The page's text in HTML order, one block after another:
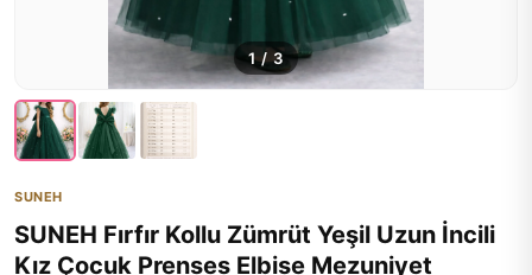
1/3
SUNEH
SUNEH Fırfır Kollu Zümrüt Yeşil Uzun İncili
Kız Çocuk Prenses Elbise Mezuniyet